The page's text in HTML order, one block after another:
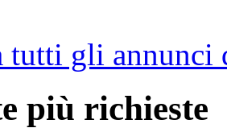
tutti gli annunci
più richieste